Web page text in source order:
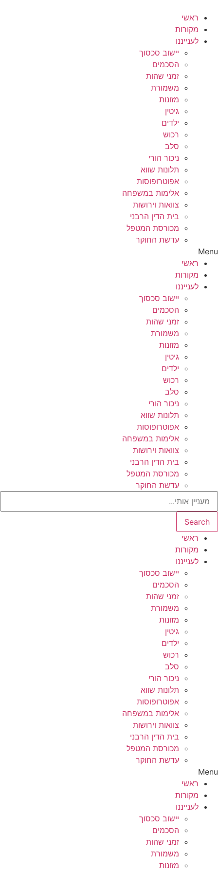
לתוכן
ראשי
מקורות
לענייננו
יישוב סכסוך
הסכמים
זמני שהות
משמורת
מזונות
גיטין
ילדים
רכוש
סלב
ניכור הורי
תלונות שווא
אפוטרופוסות
אלימות במשפחה
צוואות וירושות
בית הדין הרבני
מכורסת המטפל
עדשת החוקר
Menu
ראשי
מקורות
לענייננו
יישוב סכסוך
הסכמים
זמני שהות
משמורת
מזונות
גיטין
ילדים
רכוש
סלב
ניכור הורי
תלונות שווא
אפוטרופוסות
אלימות במשפחה
צוואות וירושות
בית הדין הרבני
מכורסת המטפל
עדשת החוקר
Search
ראשי
מקורות
לענייננו
יישוב סכסוך
הסכמים
זמני שהות
משמורת
מזונות
גיטין
ילדים
רכוש
סלב
ניכור הורי
תלונות שווא
אפוטרופוסות
אלימות במשפחה
צוואות וירושות
בית הדין הרבני
מכורסת המטפל
עדשת החוקר
Menu
ראשי
מקורות
לענייננו
יישוב סכסוך
הסכמים
זמני שהות
משמורת
מזונות